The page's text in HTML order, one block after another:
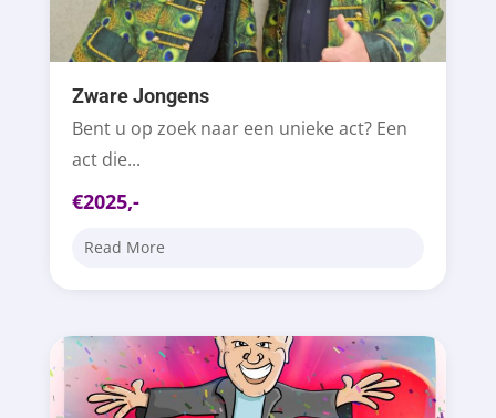
Zware Jongens
Bent u op zoek naar een unieke act? Een
act die...
€2025,-
Read More